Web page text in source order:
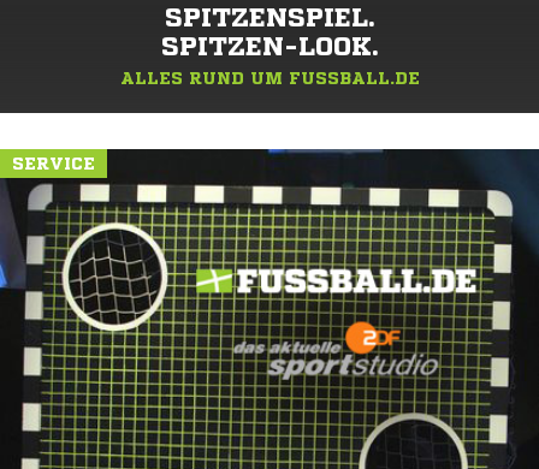
SPITZENSPIEL.
SPITZEN-LOOK.
ALLES RUND UM FUSSBALL.DE
SERVICE